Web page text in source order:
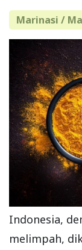
Marinasi /
Indonesia,
melimpah,